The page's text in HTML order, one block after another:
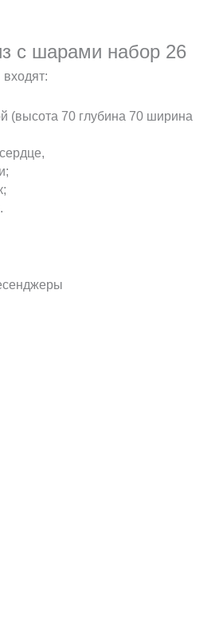
с шарами набор 26
(высота 70 глубина 70 ширина